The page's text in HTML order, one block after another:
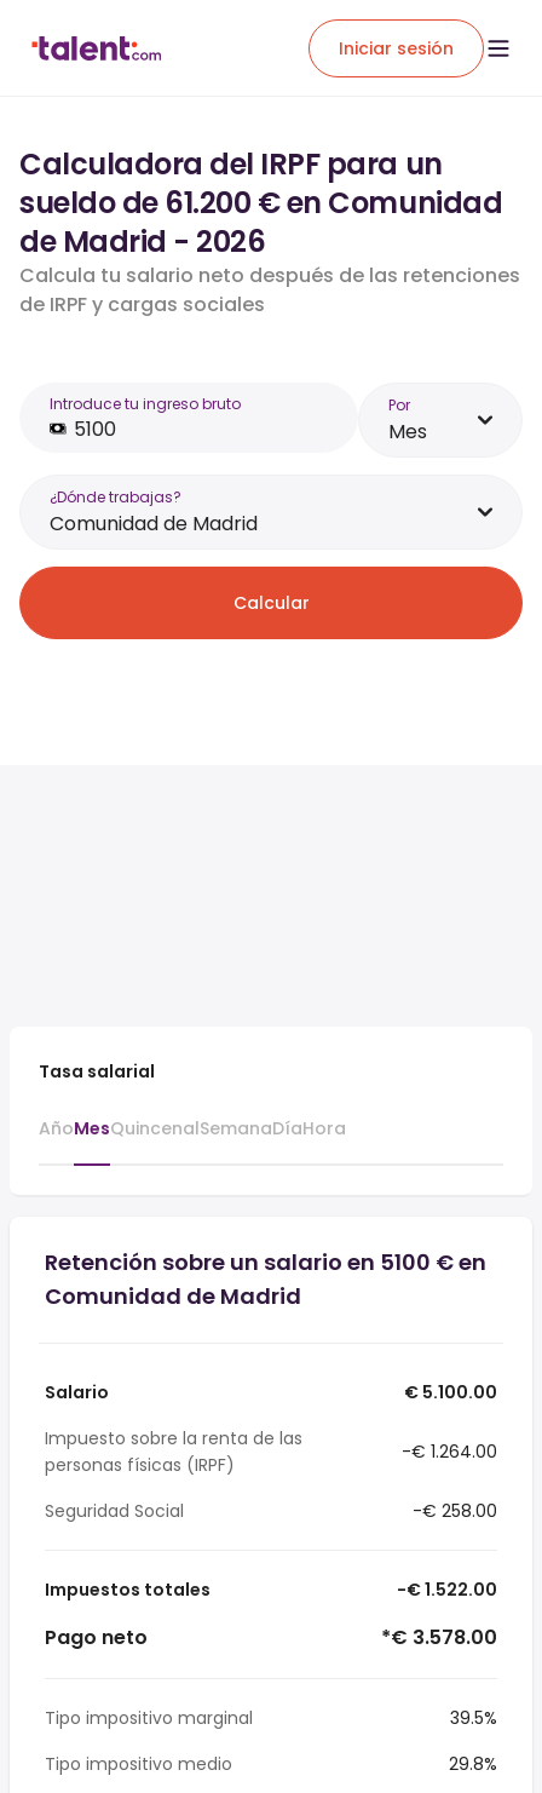
Iniciar sesión
Calculadora del IRPF para un
sueldo de 61.200 € en Comunidad
de Madrid - 2026
Calcula tu salario neto después de las retenciones
de IRPF y cargas sociales
Introduce tu ingreso bruto Por
Mes
¿Dónde trabajas?
Comunidad de Madrid
Calcular
Tasa salarial
AñoMesQuincenalSemanaDíaHora
Retención sobre un salario en 5100 € en
Comunidad de Madrid
Salario
€ 5.100.00
Impuesto sobre la renta de las
personas físicas (IRPF)
-€ 1.264.00
Seguridad Social -€ 258.00
Impuestos totales -€ 1.522.00
Pago neto *€ 3.578.00
Tipo impositivo marginal
39.5%
Tipo impositivo medio
29.8%